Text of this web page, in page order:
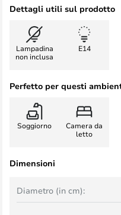
Dettagli utili sul prodotto
Lampadina
non inclusa
E14
Perfetto per questi
Soggiorno
Camera da
letto
Dimensioni
Diametro (in cm):